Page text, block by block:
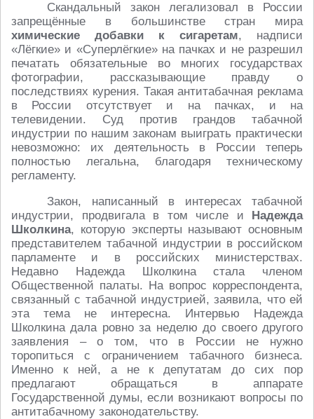
Скандальный закон легализовал в России
запрещённые в большинстве стран мира
химические добавки к сигаретам, надписи
«Лёгкие» и «Суперлёгкие» на пачках и не разрешил
печатать обязательные во многих государствах
фотографии, рассказывающие правду о
последствиях курения. Такая антитабачная реклама
в России отсутствует и на пачках, и на
телевидении. Суд против грандов табачной
индустрии по нашим законам выиграть практически
невозможно: их деятельность в России теперь
полностью легальна, благодаря техническому
регламенту.
Закон, написанный в интересах табачной
индустрии, продвигала в том числе и Надежда
Школкина, которую эксперты называют основным
представителем табачной индустрии в российском
парламенте и в российских министерствах.
Недавно Надежда Школкина стала членом
Общественной палаты. На вопрос корреспондента,
связанный с табачной индустрией, заявила, что ей
эта тема не интересна. Интервью Надежда
Школкина дала ровно за неделю до своего другого
заявления – о том, что в России не нужно
торопиться с ограничением табачного бизнеса.
Именно к ней, а не к депутатам до сих пор
предлагают обращаться в аппарате
Государственной думы, если возникают вопросы по
антитабачному законодательству.